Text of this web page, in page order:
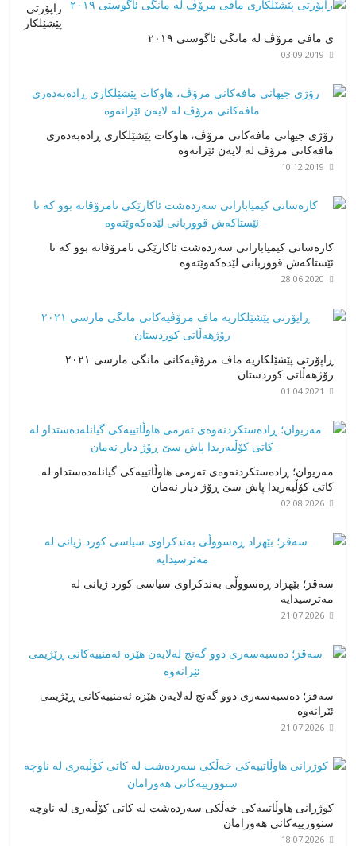
راپۆرتی
پێشێلكار
ی مافی مرۆڤ له‌ مانگی ئاگوستی ٢٠١٩
03.09.2019
رۆژی جیهانی مافەکانی مرۆڤ، هاوکات پێشێلکاری ڕادەبەدەری
مافەکانی مرۆڤ لە لایەن ئێرانەوە
10.12.2019
کارەساتی کیمیابارانی سەردەشت ئاکارێکی نامرۆڤانە بوو کە تا
ئێستاکەش قووربانی لێدەکەوێتەوە
28.06.2020
ڕاپۆرتی پێشێلکاریە ماف مرۆڤیەکانی مانگی مارسی ٢٠٢١
رۆژهەڵاتی کوردستان
01.04.2021
مەریوان؛ ڕادەستکردنەوەی تەرمی هاوڵاتییەکی گیانلەدەستداو لە
کاتی کۆڵبەریدا پاش سێ ڕۆژ دیار نەمان
02.08.2026
سەقز؛ بێهزاد ڕەسووڵی بەندکراوی سیاسی کورد ژیانی لە
مەترسیدایە
21.07.2026
سەقز؛ دەسبەسەری دوو گەنج لەلایەن هێزە ئەمنییەکانی ڕێژیمی
ئێرانەوە
21.07.2026
کوژرانی هاوڵاتییەکی خەڵکی سەردەشت لە کاتی کۆڵبەری لە ناوچە
سنوورییەکانی هەورامان
18.07.2026